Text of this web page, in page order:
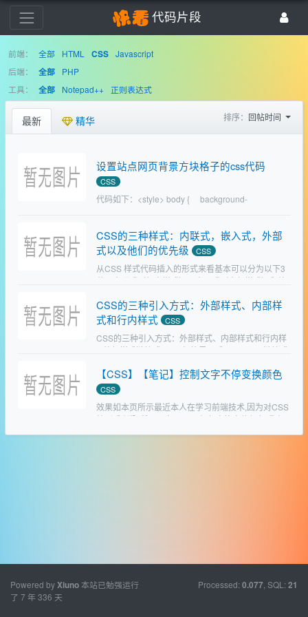
代码片段
前端： 全部 HTML CSS Javascript
后端：
全部
PHP
工具：
全部 Notepad++ 正则表达式
最新 精华 排序： 回帖时间
设置站点网页背景方块格子的css代码
CSS
代码如下：<style> body { background-
CSS的三种样式：内联式，嵌入式，外部
式以及他们的优先级
CSS
从CSS 样式代码插入的形式来看基本可以分为以下3
种：内联式（行内样式）、嵌入式（内部样式）和外
css代码直接写在现有的HTML标签中，如下面代码：
&…
CSS的三种引入方式：外部样式、内部样
式和行内样式
CSS
CSS的三种引入方式：外部样式、内部样式和行内样
1.外部样式链接式：link标签导入式：@import链接式
部样式即CSS代码保存在外部，HTML…
【CSS】【笔记】控制文字不停变换颜色
CSS
效果如本页所示最近本人在学习前端技术,因为对CSS
特别感兴趣,所以研究了一下,如何变换字体颜色,我在
Powered byXiuno本站已勉强运行
了 7 年 336 天
Processed: 0.077 , SQL: 21